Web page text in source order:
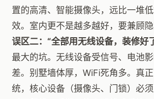
置的高清、智能摄像头，远比一堆
效。室内更不是越多越好，要兼顾隐
误区二：“全部用无线设备，装修好
最大的坑。无线设备受信号、电池
差。别墅墙体厚，WiFi死角多。真
统，核心设备（摄像头、门锁）必